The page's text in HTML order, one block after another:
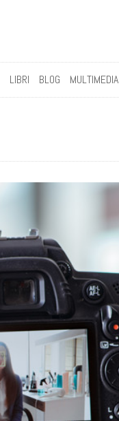
LIBRI BLOG MULTIMEDIA